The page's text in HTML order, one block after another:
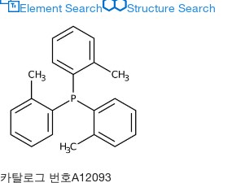
Element Search
Structure Search
카탈로그 번호A12093